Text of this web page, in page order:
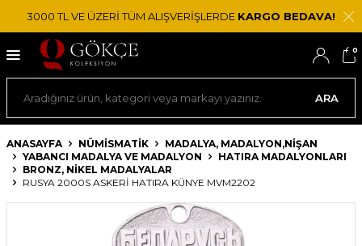
3000 TL VE ÜZERİ TÜM ALIŞVERİŞLERDE KARGO BEDAVA!
ARA
0
ANASAYFA NÜMİSMATİK
MADALYA, MADALYON,NIŞAN
YABANCI MADALYA VE MADALYON
HATIRA MADALYONLARI
BRONZ, NIKEL MADALYALAR
RUSYA 2000S ASKERI HATIRA KÜNYE MVM2202